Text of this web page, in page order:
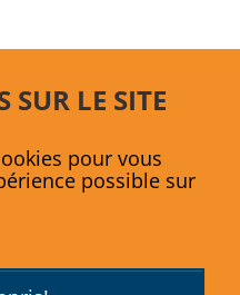
SUR LE SITE
pour vous
possible sur